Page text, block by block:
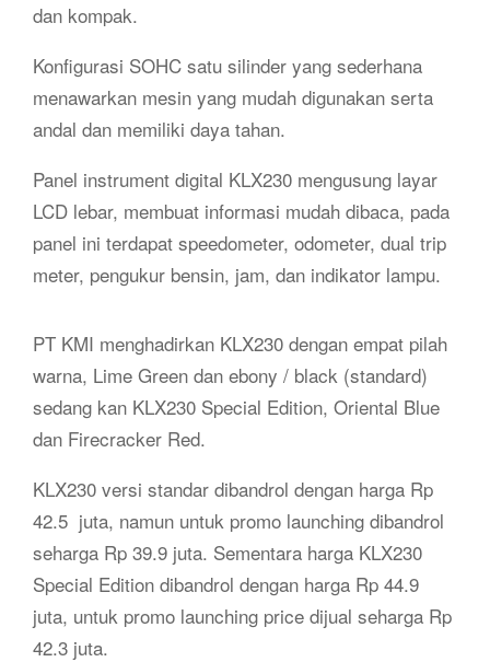
dan kompak.
Konfigurasi SOHC satu silinder yang sederhana
menawarkan mesin yang mudah digunakan serta
andal dan memiliki daya tahan.
Panel instrument digital KLX230 mengusung layar
LCD lebar, membuat informasi mudah dibaca, pada
panel ini terdapat speedometer, odometer, dual trip
meter, pengukur bensin, jam, dan indikator lampu.
PT KMI menghadirkan KLX230 dengan empat pilah
warna, Lime Green dan ebony / black (standard)
sedang kan KLX230 Special Edition, Oriental Blue
dan Firecracker Red.
KLX230 versi standar dibandrol dengan harga Rp
42.5 juta, namun untuk promo launching dibandrol
seharga Rp 39.9 juta. Sementara harga KLX230
Special Edition dibandrol dengan harga Rp 44.9
juta, untuk promo launching price dijual seharga Rp
42.3 juta.